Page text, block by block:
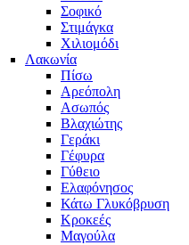
Σοφικό
Στιμάγκα
Χιλιομόδι
Λακωνία
Πίσω
Αρεόπολη
Ασωπός
Βλαχιώτης
Γεράκι
Γέφυρα
Γύθειο
Ελαφόνησος
Κάτω Γλυκόβρυση
Κροκεές
Μαγούλα